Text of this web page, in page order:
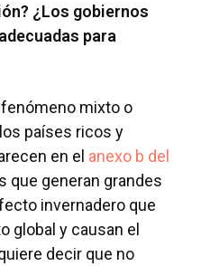
¿Los gobiernos
para
mixto o
países ricos y
en el anexo b del
que generan grandes
invernadero que
global y causan el
decir que no